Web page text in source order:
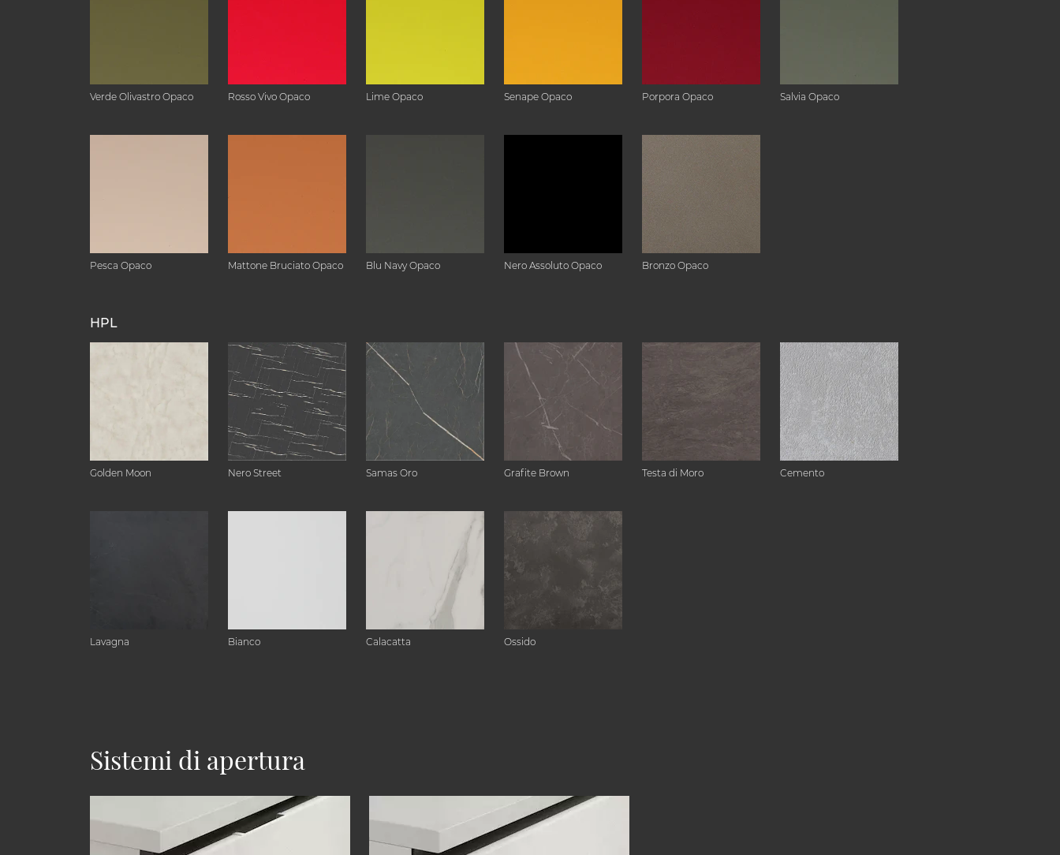
Verde Olivastro Opaco Rosso Vivo Opaco Lime Opaco Senape Opaco Porpora Opaco Salvia Opaco
Pesca Opaco Mattone Bruciato Opaco Blu Navy Opaco Nero Assoluto Opaco Bronzo Opaco
HPL
Golden Moon Nero Street Samas Oro Grafite Brown Testa di Moro Cemento
Lavagna Bianco Calacatta Ossido
Sistemi di apertura